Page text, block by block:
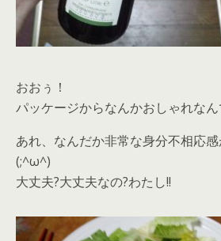
おおぅ！
パッケージからなんかおしゃれな
あれ、なんだか非常な身分不相応
(;^ω^)
大丈夫?大丈夫なの?わたし!!